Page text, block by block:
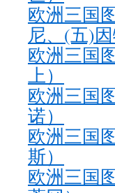
欧洲三国
尼、(五)因
欧洲三国
上）
欧洲三国
诺）
欧洲三国
斯）
欧洲三国